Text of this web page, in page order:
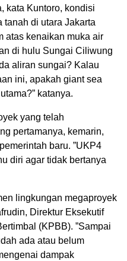
kata Kuntoro, kondisi
tanah di utara Jakarta
atas kenaikan muka air
di hulu Sungai Ciliwung
aliran sungai? Kalau
ini, apakah giant sea
katanya.
yang telah
pertamanya, kemarin,
baru. ”UKP4
diri agar tidak bertanya
lingkungan megaproyek
Direktur Eksekutif
(KPBB). ”Sampai
ada atau belum
dampak